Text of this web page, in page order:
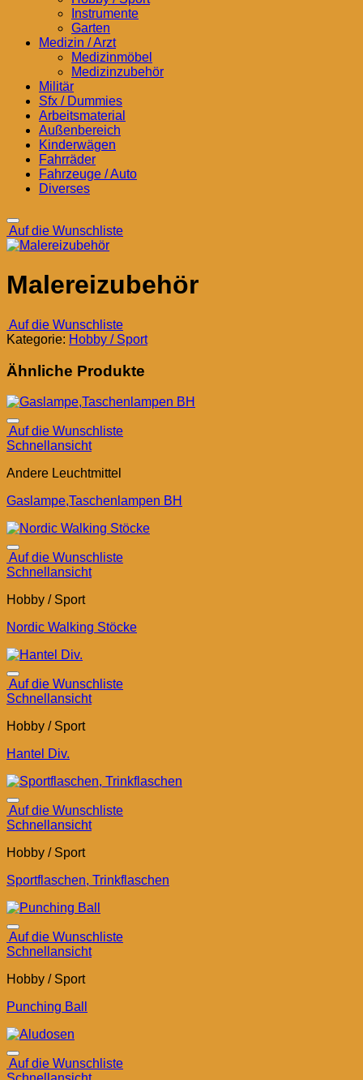
Instrumente
Garten
Medizin / Arzt
Medizinmöbel
Medizinzubehör
Militär
Sfx / Dummies
Arbeitsmaterial
Außenbereich
Kinderwägen
Fahrräder
Fahrzeuge / Auto
Diverses
Auf die Wunschliste
Malereizubehör
Auf die Wunschliste
Kategorie: Hobby / Sport
Ähnliche Produkte
Auf die Wunschliste
Schnellansicht
Andere Leuchtmittel
Gaslampe,Taschenlampen BH
Auf die Wunschliste
Schnellansicht
Hobby / Sport
Nordic Walking Stöcke
Auf die Wunschliste
Schnellansicht
Hobby / Sport
Hantel Div.
Auf die Wunschliste
Schnellansicht
Hobby / Sport
Sportflaschen, Trinkflaschen
Auf die Wunschliste
Schnellansicht
Hobby / Sport
Punching Ball
Auf die Wunschliste